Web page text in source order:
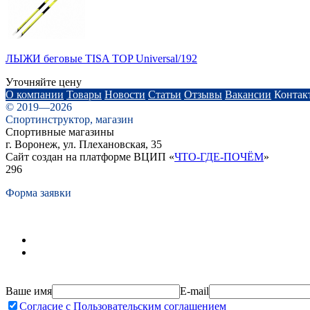
ЛЫЖИ беговые TISA TOP Universal/192
Уточняйте цену
О компании Товары Новости Статьи Отзывы Вакансии
© 2019—2026
Спортинструктор, магазин
Спортивные магазины
г. Воронеж, ул. Плехановская, 35
Сайт создан на платформе ВЦИП «ЧТО-ГДЕ-ПОЧЁМ»
296
Форма заявки
Ваше имя E-mail
Согласие с Пользовательским соглашением